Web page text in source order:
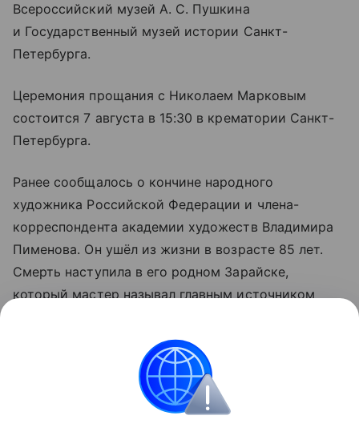
Всероссийский музей А. С. Пушкина
и Государственный музей истории Санкт-
Петербурга.
Церемония прощания с Николаем Марковым
состоится 7 августа в 15:30 в крематории Санкт-
Петербурга.
Ранее сообщалось о кончине народного
художника Российской Федерации и члена-
корреспондента академии художеств Владимира
Пименова. Он ушёл из жизни в возрасте 85 лет.
Смерть наступила в его родном Зарайске,
который мастер называл главным источником
Самая оперативная информация
о происходящем — в разделе «Последние